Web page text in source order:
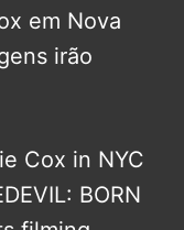
em Nova
irão
Cox in NYC
BORN